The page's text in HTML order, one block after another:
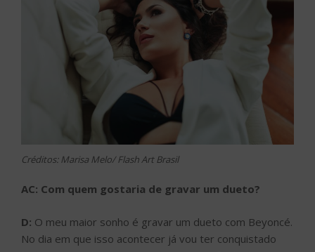
Créditos: Marisa Melo/ Flash Art Brasil
AC: Com quem gostaria de gravar um dueto?
D: O meu maior sonho é gravar um dueto com Beyoncé.
No dia em que isso acontecer já vou ter conquistado